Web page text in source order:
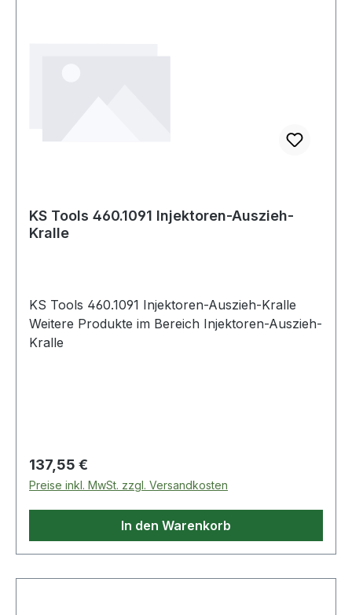
KS Tools 460.1091 Injektoren-Auszieh-
Kralle
KS Tools 460.1091 Injektoren-Auszieh-Kralle
Weitere Produkte im Bereich Injektoren-Auszieh-
Kralle
Regulärer Preis:
137,55 €
Preise inkl. MwSt. zzgl. Versandkosten
In den Warenkorb